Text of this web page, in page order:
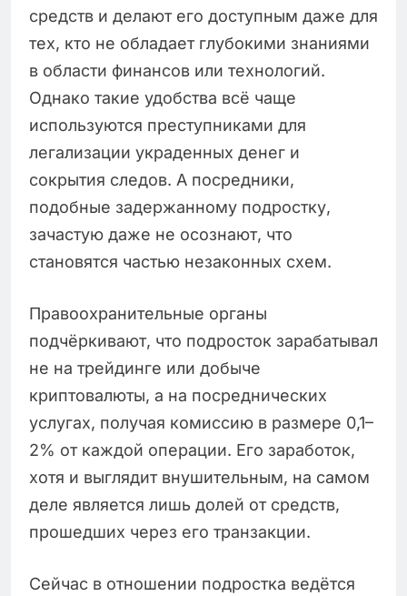
средств и делают его доступным даже для
тех, кто не обладает глубокими знаниями
в области финансов или технологий.
Однако такие удобства всё чаще
используются преступниками для
легализации украденных денег и
сокрытия следов. А посредники,
подобные задержанному подростку,
зачастую даже не осознают, что
становятся частью незаконных схем.
Правоохранительные органы
подчёркивают, что подросток зарабатывал
не на трейдинге или добыче
криптовалюты, а на посреднических
услугах, получая комиссию в размере 0,1–
2% от каждой операции. Его заработок,
хотя и выглядит внушительным, на самом
деле является лишь долей от средств,
прошедших через его транзакции.
Сейчас в отношении подростка ведётся